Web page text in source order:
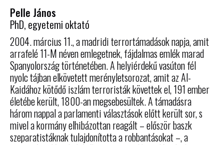
Pelle János
PhD, egyetemi oktató
2004. március 11., a madridi terrortámadások napja, amit
arrafelé 11-M néven emlegetnek, fájdalmas emlék marad
Spanyolország történetében. A helyiérdekű vasúton fél
nyolc tájban elkövetett merényletsorozat, amit az Al-
Kaidához kötődő iszlám terroristák követtek el, 191 ember
életébe került, 1800-an megsebesültek. A támadásra
három nappal a parlamenti választások előtt került sor, s
mivel a kormány elhibázottan reagált – először baszk
szeparatistáknak tulajdonította a robbantásokat –, a